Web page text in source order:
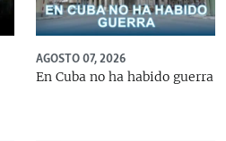
AGOSTO 07, 2026
En Cuba no ha habido guerra